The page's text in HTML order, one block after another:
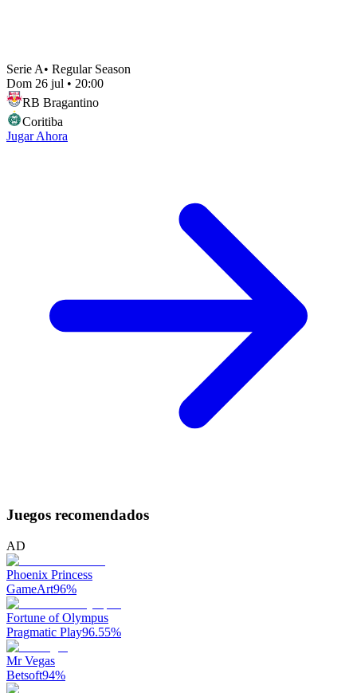
Serie A• Regular Season
Dom 26 jul • 20:00
RB Bragantino
Coritiba
Jugar Ahora
Juegos recomendados
AD
Phoenix Princess
GameArt96%
Fortune of Olympus
Pragmatic Play96.55%
Mr Vegas
Betsoft94%